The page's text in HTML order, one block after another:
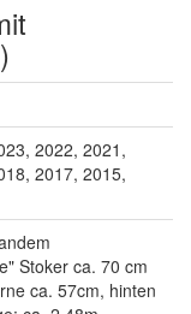
2022, 2021,
2017, 2015,
Stoker ca. 70 cm
ca. 57cm, hinten